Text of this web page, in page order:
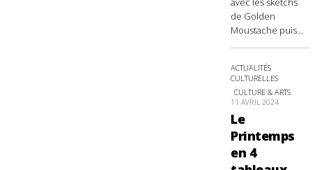
de Golden
Moustache puis...
ACTUALITÉS
CULTURELLES
CULTURE & ARTS
11 AVRIL 2024
Le
Printemps
en 4